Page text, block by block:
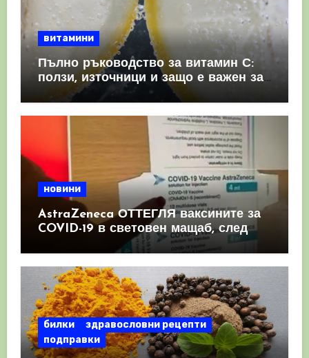
витамини
Пълно ръководство за витамин С:
ползи, източници и защо е важен за
имунната система
новини
AstraZeneca ОТТЕГЛЯ ваксините за
COVID-19 в световен мащаб, след
като призна, че те причиняват
билки
здравословни рецепти
подправки